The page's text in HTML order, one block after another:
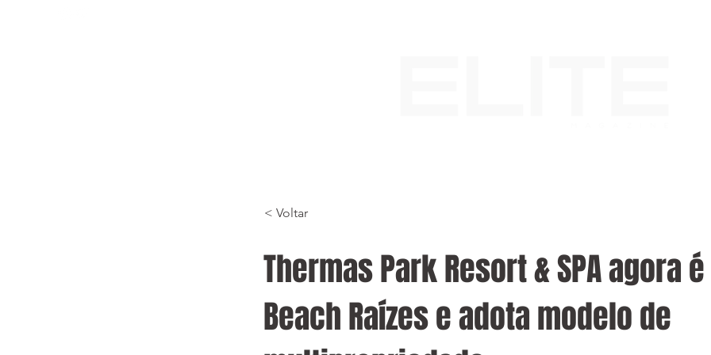
< Voltar
Thermas Park Resort & SPA agora
Beach Raízes e adota modelo de